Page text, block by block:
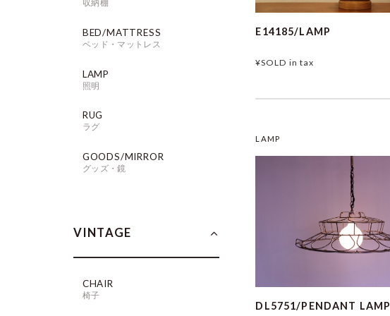
収納棚
BED/MATTRESS
ベッド・マットレス
LAMP
照明
RUG
ラグ
GOODS/MIRROR
グッズ・鏡
VINTAGE
CHAIR
椅子
E14185/LAMP
¥SOLDin tax
LAMP
DL5751/PENDANT LAMP